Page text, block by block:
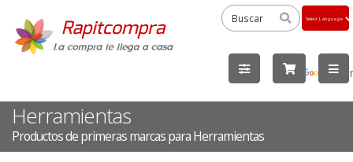
by
Herramientas
Productos de primeras marcas para Herramientas